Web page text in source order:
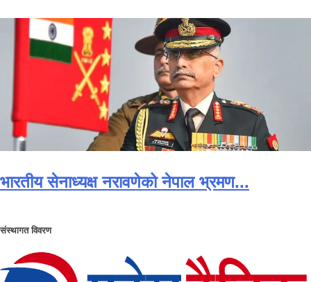
भारतीय सेनाध्यक्ष नरावणेको नेपाल भ्रमण...
संस्थागत विवरण